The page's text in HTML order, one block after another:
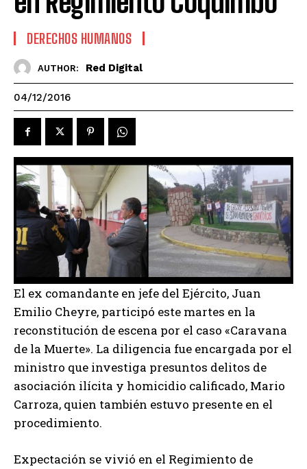
DERECHOS HUMANOS
AUTHOR: Red Digital
04/12/2016
El ex comandante en jefe del Ejército, Juan
Emilio Cheyre, participó este martes en la
reconstitución de escena por el caso «Caravana
de la Muerte». La diligencia fue encargada por el
ministro que investiga presuntos delitos de
asociación ilícita y homicidio calificado, Mario
Carroza, quien también estuvo presente en el
procedimiento.
Expectación se vivió en el Regimiento de